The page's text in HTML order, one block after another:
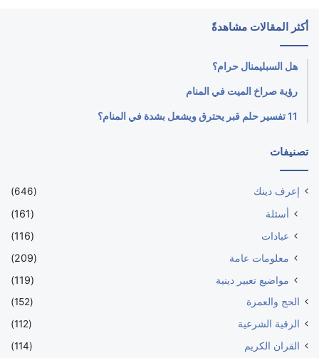
أكثر المقالات مشاهدةً
هل السبليمنال حرام؟
رؤية صراخ الميت في المنام
11 تفسير حلم قبر يحترق ويشعل بشدة في المنام؟
تصنيفات
إعرف دينك (646)
أسئلة
(161)
عبادات
(116)
معلومات عامة
(209)
مواضيع تعبير دينية
(119)
الحج والعمرة
(152)
الرقية الشرعية
(112)
القران الكريم
(114)